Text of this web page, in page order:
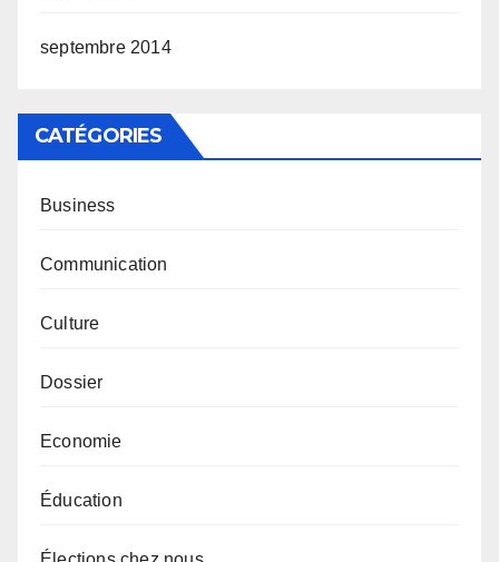
septembre 2014
CATÉGORIES
Business
Communication
Culture
Dossier
Economie
Éducation